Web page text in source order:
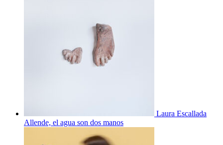
Laura Escallada
Allende, el agua son dos manos